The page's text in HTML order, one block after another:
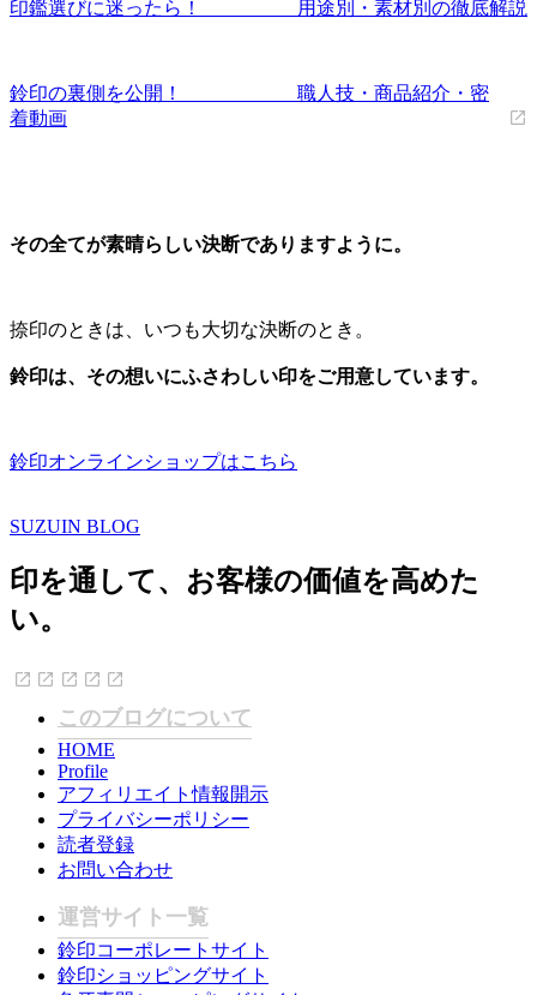
印鑑選びに迷ったら！ 用途別・素材別の徹底解説
鈴印の裏側を公開！ 職人技・商品紹介・密
着動画
その全てが素晴らしい決断でありますように。
捺印のときは、いつも大切な決断のとき。
鈴印は、その想いにふさわしい印をご用意しています。
鈴印オンラインショップはこちら
SUZUIN BLOG
印を通して、お客様の価値を高めた
い。
このブログについて
HOME
Profile
アフィリエイト情報開示
プライバシーポリシー
読者登録
お問い合わせ
運営サイト一覧
鈴印コーポレートサイト
鈴印ショッピングサイト